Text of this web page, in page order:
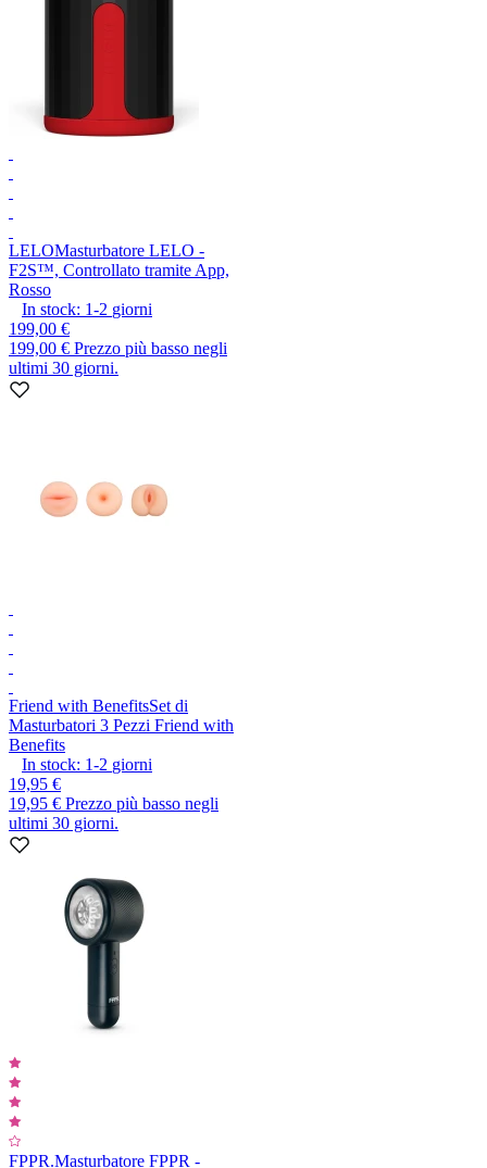
LELOMasturbatore LELO -
F2S™, Controllato tramite App,
Rosso
In stock: 1-2 giorni
199,00 €
199,00 € Prezzo più basso negli
ultimi 30 giorni.
Friend with BenefitsSet di
Masturbatori 3 Pezzi Friend with
Benefits
In stock: 1-2 giorni
19,95 €
19,95 € Prezzo più basso negli
ultimi 30 giorni.
FPPR.Masturbatore FPPR -